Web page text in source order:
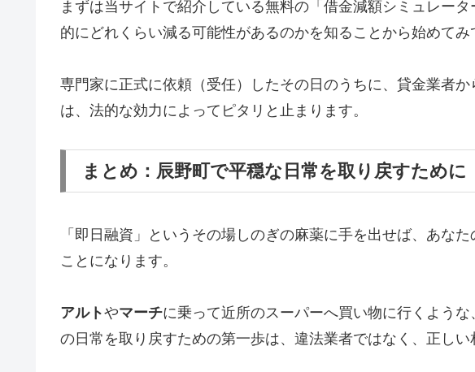
まずは当サイトで紹介している無料の「借金減額シミュレー
的にどれくらい減る可能性があるのかを知ることから始めてみ
専門家に正式に依頼（受任）したその日のうちに、貸金業者
は、法的な効力によってピタリと止まります。
まとめ：辰野町で平穏な日常を取り戻すために
「即日融資」というその場しのぎの麻薬に手を出せば、あな
ことになります。
アルトやマーチに乗って近所のスーパーへ買い物に行くよう
の日常を取り戻すための第一歩は、違法業者ではなく、正しい